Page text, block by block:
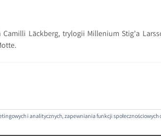
Läckberg, trylogii Millenium Stig’a
i analitycznych, zapewniania funkcji społecznościowych